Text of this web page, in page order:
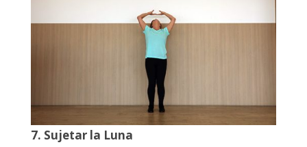
7. Sujetar la Luna